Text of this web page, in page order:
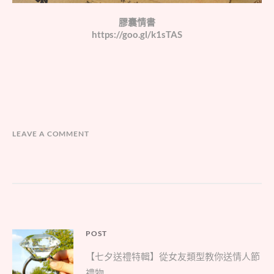
膠囊情書
https://goo.gl/k1sTAS
LEAVE A COMMENT
文
章
POST
Parent
post:
【七夕送禮特輯】從女友類型教你送情人節